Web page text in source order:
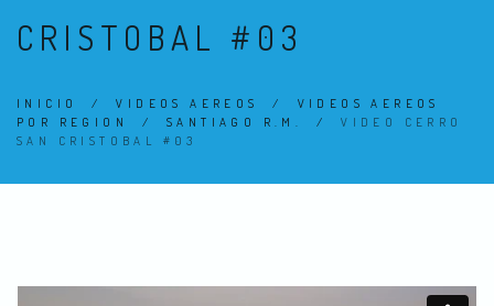
CRISTOBAL #03
INICIO /VIDEOS AEREOS / VIDEOS AEREOS
POR REGION
/SANTIAGO R.M. /VIDEO CERRO
SAN CRISTOBAL #03